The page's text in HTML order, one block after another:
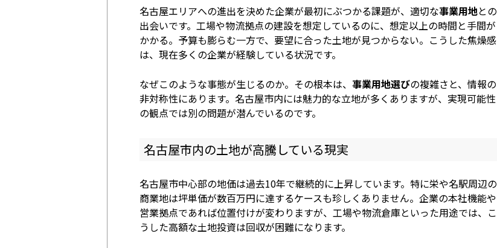
名古屋エリアへの進出を決めた企業が最初にぶつかる課題が、適切な事業用地との
出会いです。工場や物流拠点の建設を想定しているのに、想定以上の時間と手間が
かかる。予算も膨らむ一方で、要望に合った土地が見つからない。こうした焦燥感
は、現在多くの企業が経験している状況です。
なぜこのような事態が生じるのか。その根本は、 事業用地選びの複雑さと、情報の
非対称性にあります。名古屋市内には魅力的な立地が多くありますが、実現可能性
の観点では別の問題が潜んでいるのです。
名古屋市内の土地が高騰している現実
名古屋市中心部の地価は過去10年で継続的に上昇しています。特に栄や名駅周辺の
商業地は坪単価が数百万円に達するケースも珍しくありません。企業の本社機能や
営業拠点であれば位置付けが変わりますが、工場や物流倉庫といった用途では、こ
うした高額な土地投資は回収が困難になります。